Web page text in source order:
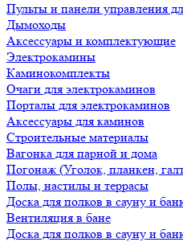
Пульты и панели управления
Дымоходы
Аксессуары и комплектующие
Электрокамины
Каминокомплекты
Очаги для электрокаминов
Порталы для электрокаминов
Аксессуары для каминов
Строительные материалы
Вагонка для парной и дома
Погонаж (Уголок, планкен,
Полы, настилы и террасы
Доска для полков в сауну и
Вентиляция в бане
Доска для полков в сауну и